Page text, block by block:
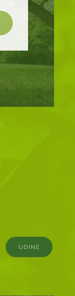
UDINE